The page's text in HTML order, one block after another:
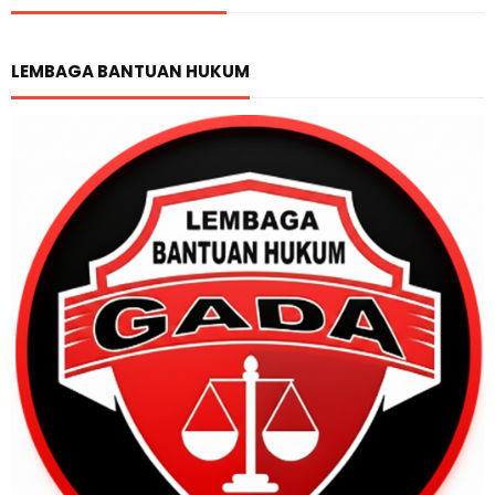
LEMBAGA BANTUAN HUKUM